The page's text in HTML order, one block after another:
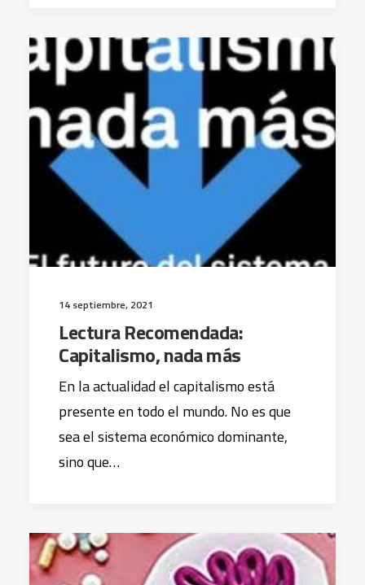
14 septiembre, 2021
Lectura Recomendada:
Capitalismo, nada más
En la actualidad el capitalismo está
presente en todo el mundo. No es que
sea el sistema económico dominante,
sino que…